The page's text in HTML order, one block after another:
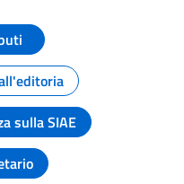
pagina
sulla SIAE